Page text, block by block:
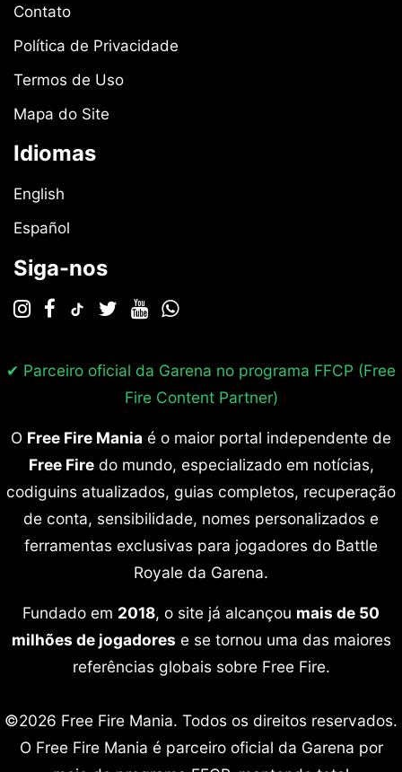
Contato
Política de Privacidade
Termos de Uso
Mapa do Site
Idiomas
English
Español
Siga-nos
✔ Parceiro oficial da Garena no programa FFCP (Free
Fire Content Partner)
O Free Fire Mania é o maior portal independente de
Free Firedo mundo, especializado em notícias,
codiguins atualizados, guias completos, recuperação
de conta, sensibilidade, nomes personalizados e
ferramentas exclusivas para jogadores do Battle
Royale da Garena.
Fundado em 2018, o site já alcançou mais de 50
milhões de jogadores e se tornou uma das maiores
referências globais sobre Free Fire.
©2026 Free Fire Mania. Todos os direitos reservados.
O Free Fire Mania é parceiro oficial da Garena por